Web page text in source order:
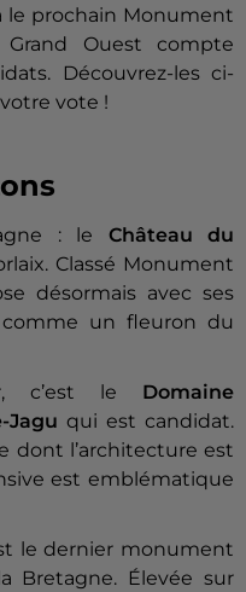
le prochain Monument
Ouest compte
Découvrez-les ci-
vote !
: le Château du
Classé Monument
désormais avec ses
comme un fleuron du
c’est le Domaine
Jagu qui est candidat.
dont l’architecture est
est emblématique
le dernier monument
Bretagne. Élevée sur